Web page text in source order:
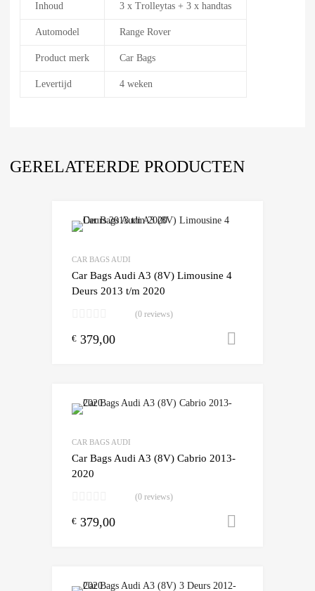
Inhoud 3 x Trolleytas + 3 x handtas
Automodel Range Rover
Product merk Car Bags
Levertijd 4 weken
GERELATEERDE PRODUCTEN
CAR BAGS AUDI
Car Bags Audi A3 (8V) Limousine 4
Deurs 2013 t/m 2020
(0 reviews)
€ 379,00
CAR BAGS AUDI
Car Bags Audi A3 (8V) Cabrio 2013-
2020
(0 reviews)
€ 379,00